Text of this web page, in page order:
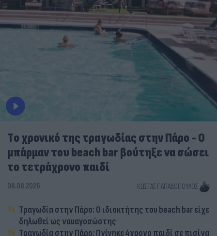
Tο χρονικό της τραγωδίας στην Πάρο - Ο
μπάρμαν του beach bar βούτηξε να σώσει
το τετράχρονο παιδί
08.08.2026 ΚΏΣΤΑΣ ΠΑΠΑΔΌΠΟΥΛΟΣ
Τραγωδία στην Πάρο: Ο ιδιοκτήτης του beach bar είχε
δηλωθεί ως ναυαγοσώστης
Τραγωδία στην Πάρο: Πνίγηκε 4χρονο παιδί σε πισίνα